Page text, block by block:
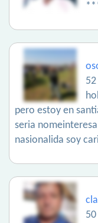
pero estoy en
seria
nasionalida soy